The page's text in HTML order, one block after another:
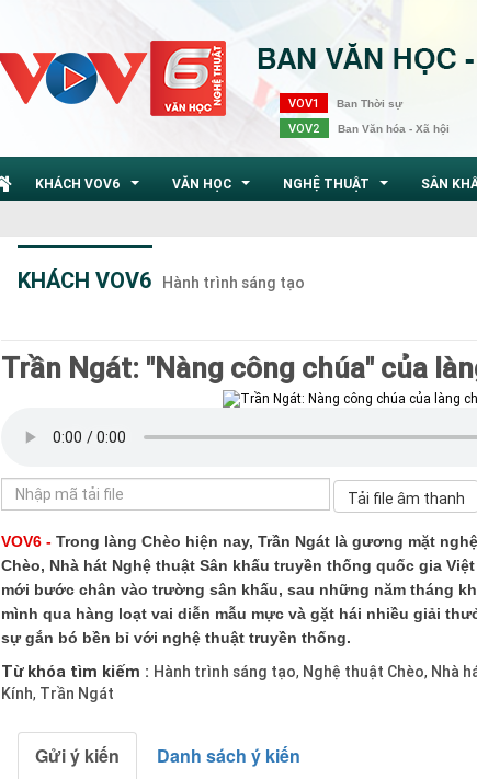
VOV1 Ban Thời sự
VOV2 Ban Văn hóa - Xã hội
KHÁCH VOV6 VĂN HỌC NGHỆ THUẬT SÂN
KHÁCH VOV6 Hành trình sáng tạo
Trần Ngát: "Nàng công chúa" của
VOV6 - Trong làng Chèo hiện nay, Trần Ngát là gương mặt
Chèo, Nhà hát Nghệ thuật Sân khấu truyền thống quốc gia
mới bước chân vào trường sân khấu, sau những năm tháng
mình qua hàng loạt vai diễn mẫu mực và gặt hái nhiều giải
sự gắn bó bền bỉ với nghệ thuật truyền thống.
Từ khóa tìm kiếm : Hành trình sáng tạo, Nghệ thuật Chèo, Nhà
Kính, Trần Ngát